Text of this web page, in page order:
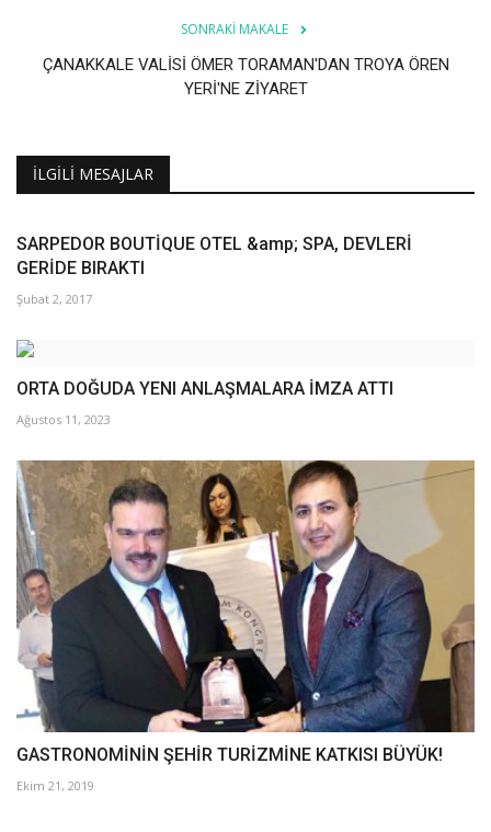
SONRAKI MAKALE
ÇANAKKALE VALİSİ ÖMER TORAMAN'DAN TROYA ÖREN
YERİ'NE ZİYARET
İLGILI MESAJLAR
SARPEDOR BOUTİQUE OTEL &amp; SPA, DEVLERİ
GERİDE BIRAKTI
Şubat 2, 2017
ORTA DOĞUDA YENI ANLAŞMALARA İMZA ATTI
Ağustos 11, 2023
GASTRONOMİNİN ŞEHİR TURİZMİNE KATKISI BÜYÜK!
Ekim 21, 2019